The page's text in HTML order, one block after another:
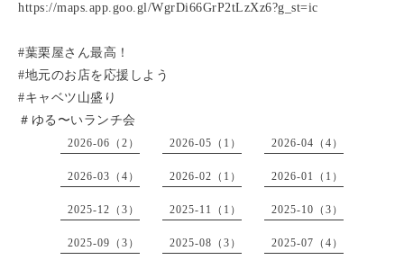
https://maps.app.goo.gl/WgrDi66GrP2tLzXz6?g_st=ic
#葉栗屋さん最高！
#地元のお店を応援しよう
#キャベツ山盛り
＃ゆる〜いランチ会
2026-06（2） 2026-05（1） 2026-04（4）
2026-03（4） 2026-02（1） 2026-01（1）
2025-12（3） 2025-11（1） 2025-10（3）
2025-09（3） 2025-08（3） 2025-07（4）